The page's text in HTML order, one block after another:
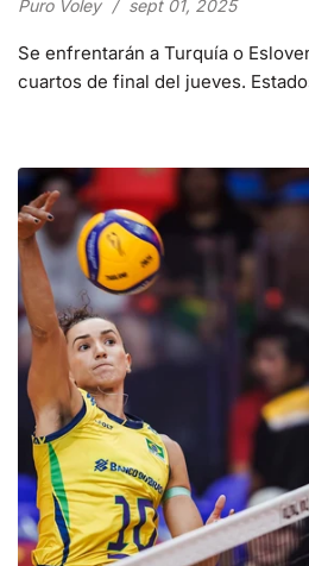
Puro Voley sept 01, 2025
Se enfrentarán a Turquía o
cuartos de final del jueves.